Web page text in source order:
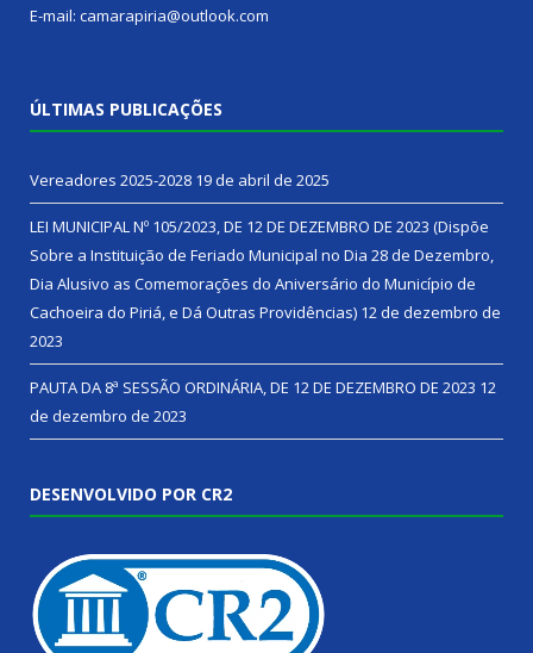
E-mail: camarapiria@outlook.com
ÚLTIMAS PUBLICAÇÕES
Vereadores 2025-2028 19 de abril de 2025
LEI MUNICIPAL Nº 105/2023, DE 12 DE DEZEMBRO DE 2023 (Dispõe
Sobre a Instituição de Feriado Municipal no Dia 28 de Dezembro,
Dia Alusivo as Comemorações do Aniversário do Município de
Cachoeira do Piriá, e Dá Outras Providências) 12 de dezembro de
2023
PAUTA DA 8ª SESSÃO ORDINÁRIA, DE 12 DE DEZEMBRO DE 2023 12
de dezembro de 2023
DESENVOLVIDO POR CR2